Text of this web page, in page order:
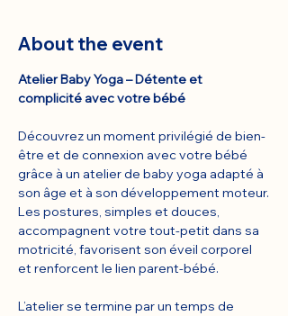
About the event
Atelier Baby Yoga – Détente et
complicité avec votre bébé
Découvrez un moment privilégié de bien-
être et de connexion avec votre bébé
grâce à un atelier de baby yoga adapté à
son âge et à son développement moteur.
Les postures, simples et douces,
accompagnent votre tout-petit dans sa
motricité, favorisent son éveil corporel
et renforcent le lien parent-bébé.
L’atelier se termine par un temps de